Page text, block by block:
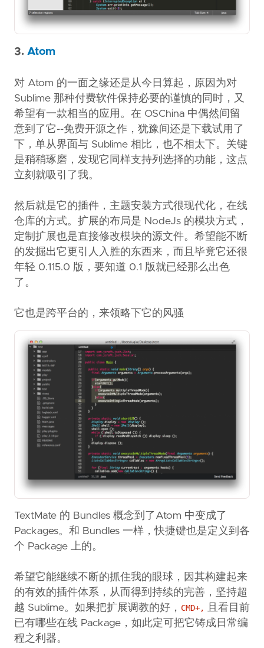
3. Atom
对 Atom 的一面之缘还是从今日算起，原因为对
Sublime 那种付费软件保持必要的谨慎的同时，又
希望有一款相当的应用。在 OSChina 中偶然间留
意到了它--免费开源之作，犹豫间还是下载试用了
下，单从界面与 Sublime 相比，也不相太下。关键
是稍稍琢磨，发现它同样支持列选择的功能，这点
立刻就吸引了我。
然后就是它的插件，主题安装方式很现代化，在线
仓库的方式。扩展的布局是 NodeJs 的模块方式，
定制扩展也是直接修改模块的源文件。希望能不断
的发掘出它更引人入胜的东西来，而且毕竟它还很
年轻 0.115.0 版，要知道 0.1 版就已经那么出色
了。
它也是跨平台的，来领略下它的风骚
TextMate 的 Bundles 概念到了Atom 中变成了
Packages。和 Bundles 一样，快捷键也是定义到各
个 Package 上的。
希望它能继续不断的抓住我的眼球，因其构建起来
的有效的插件体系，从而得到持续的完善，坚持超
越 Sublime。如果把扩展调教的好， CMD+,
且看目前
已有哪些在线 Package，如此定可把它铸成日常编
程之利器。